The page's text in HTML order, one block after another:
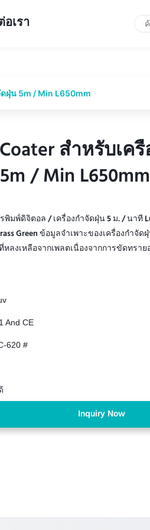
เรา
ฝุ่น 5m / Min L650mm
สำหรับเ
/ Min L650mm
สำหรับเ
/ Min L650mm
พิมพ์ดิจิตอล / เครื่องกำจัดฝุ่น 5 ม. / นาที
Green ข้อมูลจำเพาะของเครื่องกำจั
ลงเหลือจากเพลตเนื่องจากการขัดทราย
And CE
620 #
Inquiry Now